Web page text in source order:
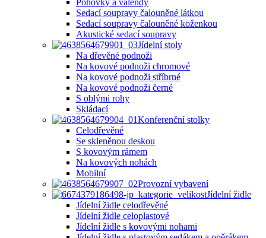
Pohovky a válendy
Sedací soupravy čalouněné látkou
Sedací soupravy čalouněné koženkou
Akustické sedací soupravy
Jídelní stoly
Na dřevěné podnoži
Na kovové podnoži chromové
Na kovové podnoži stříbrné
Na kovové podnoži černé
S oblými rohy
Skládací
Konferenční stolky
Celodřevěné
Se skleněnou deskou
S kovovým rámem
Na kovových nohách
Mobilní
Provozní vybavení
Jídelní židle
Jídelní židle celodřevěné
Jídelní židle celoplastové
Jídelní židle s kovovými nohami